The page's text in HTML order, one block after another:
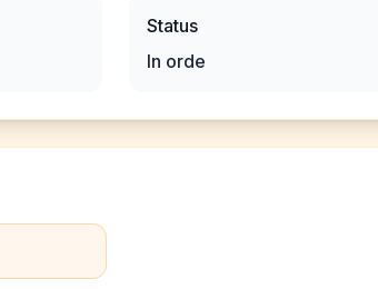
Status
In orde